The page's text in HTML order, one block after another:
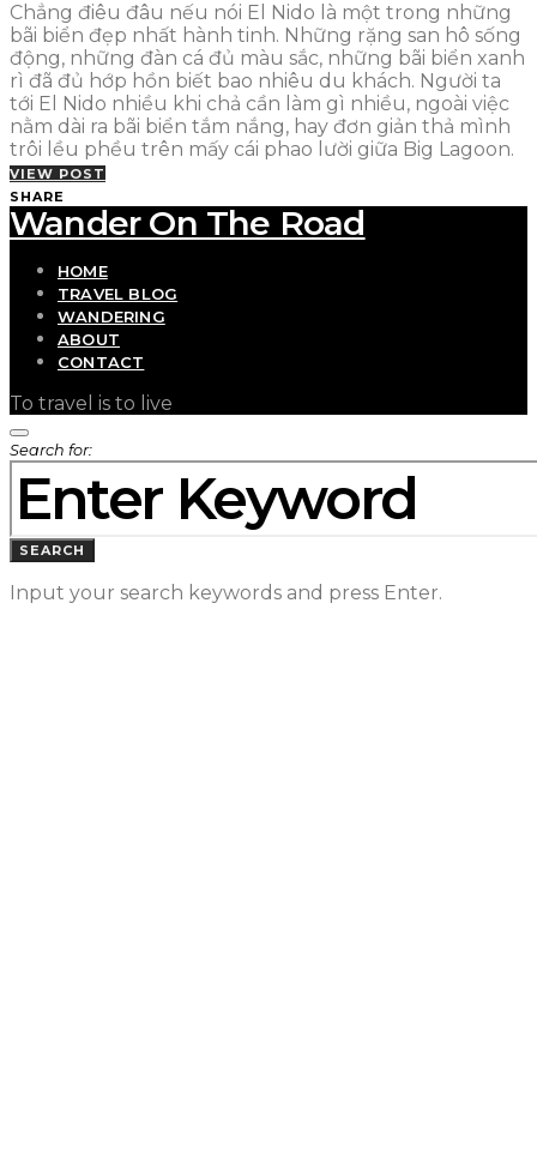
Chẳng điêu đâu nếu nói El Nido là một trong những
bãi biển đẹp nhất hành tinh. Những rặng san hô sống
động, những đàn cá đủ màu sắc, những bãi biển xanh
rì đã đủ hớp hồn biết bao nhiêu du khách. Người ta
tới El Nido nhiều khi chả cần làm gì nhiều, ngoài việc
nằm dài ra bãi biển tắm nắng, hay đơn giản thả mình
trôi lều phều trên mấy cái phao lười giữa Big Lagoon.
VIEW POST
SHARE
Wander On The Road
HOME
TRAVEL BLOG
WANDERING
ABOUT
CONTACT
To travel is to live
Search for:
SEARCH
Input your search keywords and press Enter.